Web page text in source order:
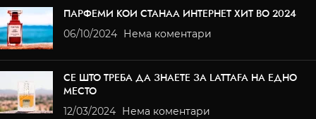
ПАРФЕМИ КОИ СТАНАА ИНТЕРНЕТ ХИТ ВО 2024
06/10/2024 Нема коментари
СЕ ШТО ТРЕБА ДА ЗНАЕТЕ ЗА LATTAFA НА ЕДНО
МЕСТО
12/03/2024 Нема коментари